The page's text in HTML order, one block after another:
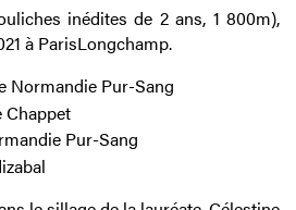
inédites de 2 ans, 1 800m),
à ParisLongchamp.
Normandie Pur-Sang
Chappet
Pur-Sang